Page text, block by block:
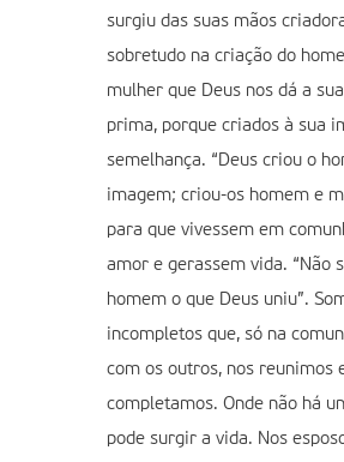
surgiu das suas mãos
sobretudo na criação do
mulher que Deus nos dá a
prima, porque criados à sua
semelhança. “Deus criou o
imagem; criou-os homem e
para que vivessem em
amor e gerassem vida. “Não
homem o que Deus uniu”.
incompletos que, só na
com os outros, nos reunimos
completamos. Onde não há
pode surgir a vida. Nos